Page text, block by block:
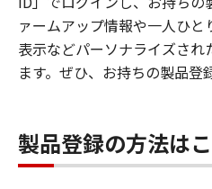
ァームアップ情報や一人ひ
表示などパーソナライズさ
ます。ぜひ、お持ちの製品登
製品登録の方法は